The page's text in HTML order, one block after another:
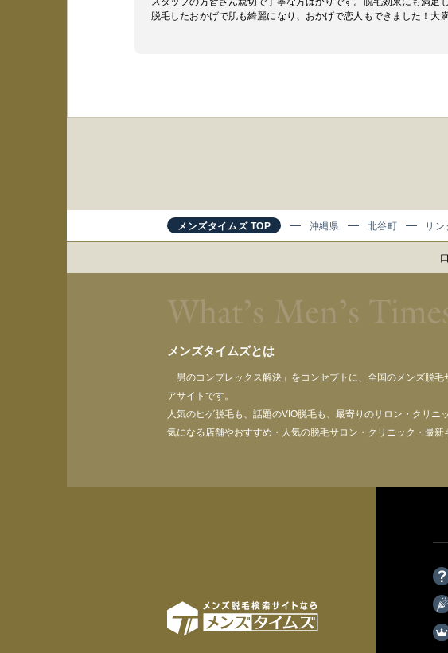
脱毛したおかげで肌も綺麗になり、おかげで恋人もできました！大
メンズタイムズ TOP 沖縄県 北谷町 リ
メンズタイムズとは
「男のコンプレックス解決」をコンセプトに、全国のメンズ脱
アサイトです。
人気のヒゲ脱毛も、話題のVIO脱毛も、最寄りのサロン・クリニ
気になる店舗やおすすめ・人気の脱毛サロン・クリニック・最新